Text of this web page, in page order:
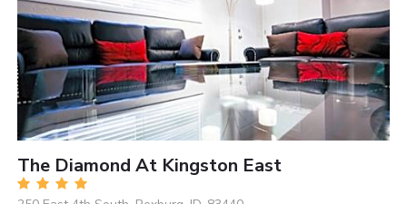
The Diamond At Kingston East